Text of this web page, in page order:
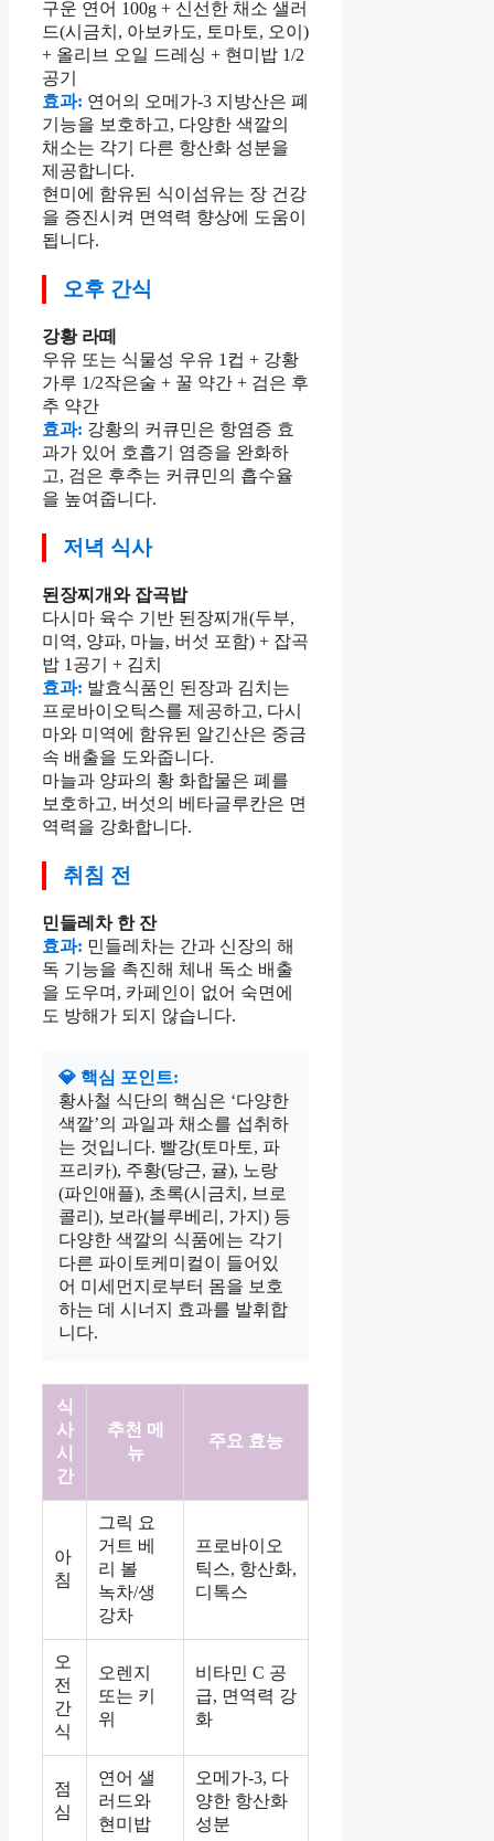
구운 연어 100g + 신선한 채소 샐러
드(시금치, 아보카도, 토마토, 오이)
+ 올리브 오일 드레싱 + 현미밥 1/2
공기
효과: 연어의 오메가-3 지방산은 폐
기능을 보호하고, 다양한 색깔의
채소는 각기 다른 항산화 성분을
제공합니다.
현미에 함유된 식이섬유는 장 건강
을 증진시켜 면역력 향상에 도움이
됩니다.
오후 간식
강황 라떼
우유 또는 식물성 우유 1컵 + 강황
가루 1/2작은술 + 꿀 약간 + 검은 후
추 약간
효과: 강황의 커큐민은 항염증 효
과가 있어 호흡기 염증을 완화하
고, 검은 후추는 커큐민의 흡수율
을 높여줍니다.
저녁 식사
된장찌개와 잡곡밥
다시마 육수 기반 된장찌개(두부,
미역, 양파, 마늘, 버섯 포함) + 잡곡
밥 1공기 + 김치
효과: 발효식품인 된장과 김치는
프로바이오틱스를 제공하고, 다시
마와 미역에 함유된 알긴산은 중금
속 배출을 도와줍니다.
마늘과 양파의 황 화합물은 폐를
보호하고, 버섯의 베타글루칸은 면
역력을 강화합니다.
취침 전
민들레차 한 잔
효과: 민들레차는 간과 신장의 해
독 기능을 촉진해 체내 독소 배출
을 도우며, 카페인이 없어 숙면에
도 방해가 되지 않습니다.
💎 핵심 포인트:
황사철 식단의 핵심은 ‘다양한
색깔’의 과일과 채소를 섭취하
는 것입니다. 빨강(토마토, 파
프리카), 주황(당근, 귤), 노랑
(파인애플), 초록(시금치, 브로
콜리), 보라(블루베리, 가지) 등
다양한 색깔의 식품에는 각기
다른 파이토케미컬이 들어있
어 미세먼지로부터 몸을 보호
하는 데 시너지 효과를 발휘합
니다.
식
사
시
간
추천 메
뉴
주요 효능
아
침
그릭 요
거트 베
리 볼
녹차/생
강차
프로바이오
틱스, 항산화,
디톡스
오
전
간
식
오렌지
또는 키
위
비타민 C 공
급, 면역력 강
화
점
심
연어 샐
러드와
현미밥
오메가-3, 다
양한 항산화
성분